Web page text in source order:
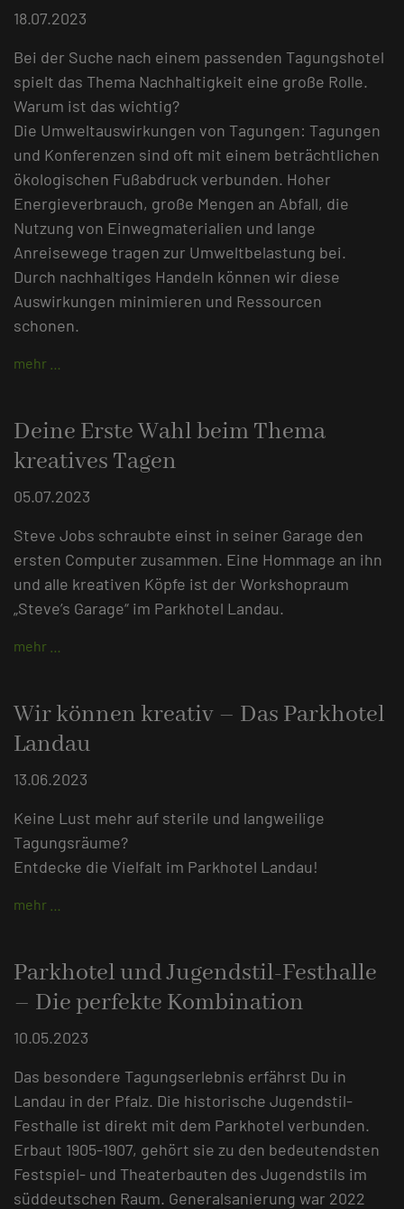
18.07.2023
Bei der Suche nach einem passenden Tagungshotel
spielt das Thema Nachhaltigkeit eine große Rolle.
Warum ist das wichtig?
Die Umweltauswirkungen von Tagungen: Tagungen
und Konferenzen sind oft mit einem beträchtlichen
ökologischen Fußabdruck verbunden. Hoher
Energieverbrauch, große Mengen an Abfall, die
Nutzung von Einwegmaterialien und lange
Anreisewege tragen zur Umweltbelastung bei.
Durch nachhaltiges Handeln können wir diese
Auswirkungen minimieren und Ressourcen
schonen.
mehr …
Deine Erste Wahl beim Thema
kreatives Tagen
05.07.2023
Steve Jobs schraubte einst in seiner Garage den
ersten Computer zusammen. Eine Hommage an ihn
und alle kreativen Köpfe ist der Workshopraum
„Steve’s Garage“ im Parkhotel Landau.
mehr …
Wir können kreativ – Das Parkhotel
Landau
13.06.2023
Keine Lust mehr auf sterile und langweilige
Tagungsräume?
Entdecke die Vielfalt im Parkhotel Landau!
mehr …
Parkhotel und Jugendstil-Festhalle
– Die perfekte Kombination
10.05.2023
Das besondere Tagungserlebnis erfährst Du in
Landau in der Pfalz. Die historische Jugendstil-
Festhalle ist direkt mit dem Parkhotel verbunden.
Erbaut 1905-1907, gehört sie zu den bedeutendsten
Festspiel- und Theaterbauten des Jugendstils im
süddeutschen Raum. Generalsanierung war 2022